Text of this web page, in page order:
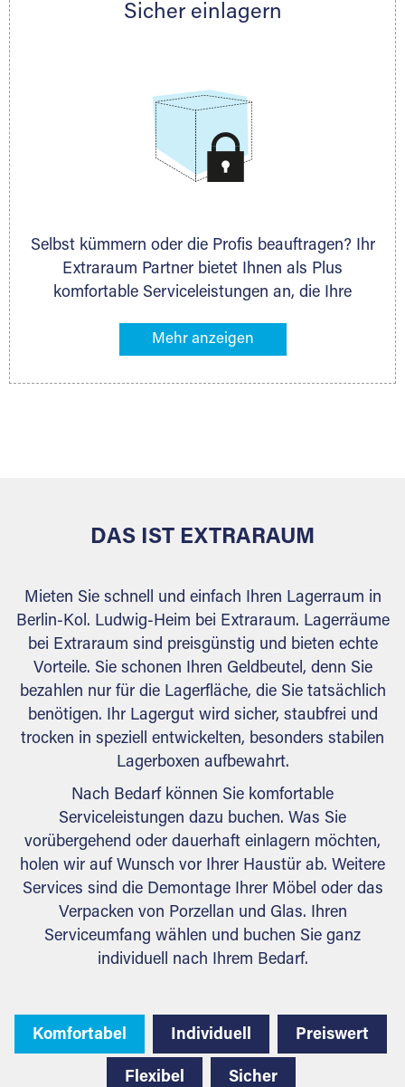
persönlich hinsichtlich Lagervolumen und zu
Sicher einlagern
Selbst kümmern oder die Profis beauftragen? Ihr
Extraraum Partner bietet Ihnen als Plus
komfortable Serviceleistungen an, die Ihre
gehören z. B. Verpackungsservice, Lieferung von
Ihr Lagergut wird bei Ihrem Extraraum Partner
DAS IST EXTRARAUM
Mieten Sie schnell und einfach Ihren Lagerraum in
Berlin-Kol. Ludwig-Heim bei Extraraum. Lagerräume
bei Extraraum sind preisgünstig und bieten echte
Vorteile. Sie schonen Ihren Geldbeutel, denn Sie
bezahlen nur für die Lagerfläche, die Sie tatsächlich
benötigen. Ihr Lagergut wird sicher, staubfrei und
trocken in speziell entwickelten, besonders stabilen
Lagerboxen aufbewahrt.
Nach Bedarf können Sie komfortable
Serviceleistungen dazu buchen. Was Sie
vorübergehend oder dauerhaft einlagern möchten,
holen wir auf Wunsch vor Ihrer Haustür ab. Weitere
Services sind die Demontage Ihrer Möbel oder das
Verpacken von Porzellan und Glas. Ihren
Serviceumfang wählen und buchen Sie ganz
individuell nach Ihrem Bedarf.
Komfortabel Individuell Preiswert
Flexibel Sicher